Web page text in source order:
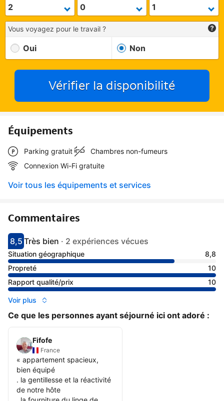
Vous voyagez pour le travail ?
Oui Non
Vérifier la disponibilité
Équipements
Parking gratuit
Chambres non-fumeurs
Connexion Wi-Fi gratuite
Voir tous les équipements et services
Commentaires
Avec une note de 8.5
8,5
très bienTrès bien · 2 expériences vécues
Situation géographique
8,8
Propreté
10
Rapport qualité/prix
10
Voir plus
Ce que les personnes ayant séjourné ici ont adoré :
Fifofe
France
« appartement spacieux,
bien équipé
. la gentillesse et la réactivité
de notre hôte